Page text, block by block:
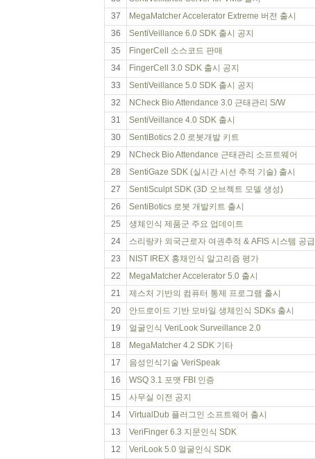
37
MegaMatcher Accelerator Extreme 버전 출시
36
SentiVeillance 6.0 SDK 출시 공지
35
FingerCell 소스코드 판매
34
FingerCell 3.0 SDK 출시 공지
33
SentiVeillance 5.0 SDK 출시 공지
32
NCheck Bio Attendance 3.0 근태관리 S/W
31
SentiVeillance 4.0 SDK 출시
30
SentiBotics 2.0 로봇개발 키트
29
NCheck Bio Attendance 근태관리 소프트웨어
28
SentiGaze SDK (실시간 시선 추적 기술) 출시
27
SentiSculpt SDK (3D 오브젝트 모델 생성)
26
SentiBotics 로봇 개발키트 출시
25
생체인식 제품군 주요 업데이트
24
스리랑카 외국근로자 여권추적 & AFIS 시스템 공급
23
NIST IREX 홍채인식 알고리즘 평가
22
MegaMatcher Accelerator 5.0 출시
21
제스처 기반의 컴퓨터 통제 프로그램 출시
20
안드로이드 기반 모바일 생체인식 SDKs 출시
19
얼굴인식 VeriLook Surveillance 2.0
18
MegaMatcher 4.2 SDK 기타
17
음성인식기술 VeriSpeak
16
WSQ 3.1 포맷 FBI 인증
15
사무실 이전 공지
14
VirtualDub 플러그인 소프트웨어 출시
13
VeriFinger 6.3 지문인식 SDK
12
VeriLook 5.0 얼굴인식 SDK